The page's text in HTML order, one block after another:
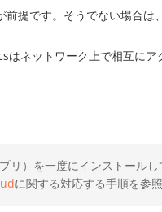
提です。そうでない場合は、
はネットワーク上で相互にア
リ）を一度にインストールし
に関する対応する手順を参照